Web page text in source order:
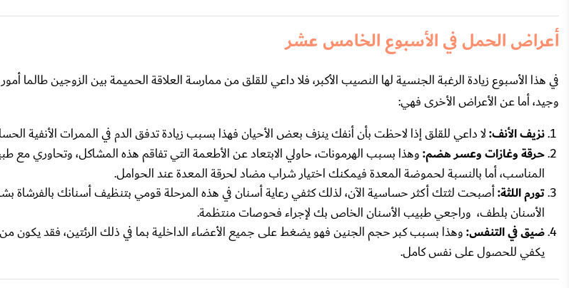
أعراض الحمل في الأسبوع الخامس عشر
في هذا الأسبوع زيادة الرغبة الجنسية لها النصيب الأكبر، فلا داعي للقلق من ممارسة العلاقة الحميمة بين الزوجين
وجيد، أما عن الأعراض الأخرى فهي:
نزيف الأنف:لا داعي للقلق إذا لاحظت بأن أنفك ينزف بعض الأحيان فهذا بسبب زيادة تدفق الدم في الممرات الأنفية
حرقة وغازات وعسر هضم:وهذا بسبب الهرمونات، حاولي الابتعاد عن الأطعمة التي تفاقم هذه المشاكل، وتحاوري مع
المناسب، أما بالنسبة لحموضة المعدة فيمكنك اختيار شراب مضاد لحرقة المعدة عند الحوامل.
تورم اللثة:أصبحت لثتك أكثر حساسية الآن، لذلك كثفي رعاية أسنان في هذه المرحلة قومي بتنظيف أسنانك بالفرشاة
الأسنان بلطف، وراجعي طبيب الأسنان الخاص بك لإجراء فحوصات منتظمة.
ضيق في التنفس:وهذا بسبب كبر حجم الجنين فهو يضغط على جميع الأعضاء الداخلية بما في ذلك الرئتين، فقد يكون
يكفي للحصول على نفس كامل.